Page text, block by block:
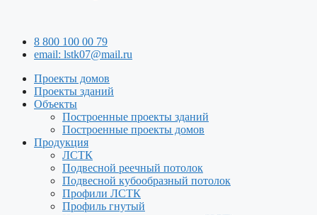
8 800 100 00 79
email: lstk07@mail.ru
Проекты домов
Проекты зданий
Объекты
Построенные проекты зданий
Построенные проекты домов
Продукция
ЛСТК
Подвесной реечный потолок
Подвесной кубообразный потолок
Профили ЛСТК
Профиль гнутый